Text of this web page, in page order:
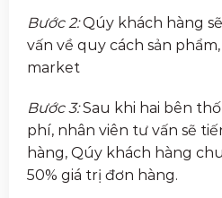
Bước 2:Qúy khách hàng
vấn về quy cách sản
market
Bước 3:Sau khi hai bên
phí, nhân viên tư vấn sẽ
hàng, Qúy khách hàng
50% giá trị đơn hàng.